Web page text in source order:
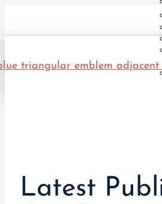
Latest